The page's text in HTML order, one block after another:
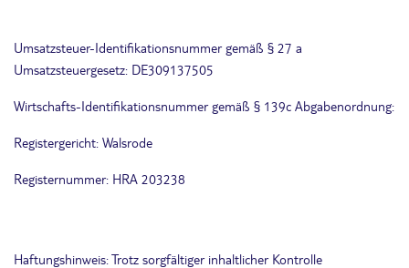
Umsatzsteuer-Identifikationsnummer gemäß § 27 a
Umsatzsteuergesetz: DE309137505
Wirtschafts-Identifikationsnummer gemäß § 139c Abgabenordnung:
Registergericht: Walsrode
Registernummer: HRA 203238
Haftungshinweis: Trotz sorgfältiger inhaltlicher Kontrolle